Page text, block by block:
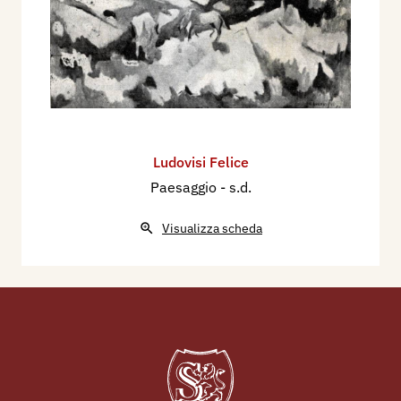
1956 - Domenico Maggiore, Supplemento Artisti
Viventi d’Italia, Napoli, Edizione Maggiore, pp.
349/350.
Ludovisi Felice
Paesaggio - s.d.
Visualizza scheda